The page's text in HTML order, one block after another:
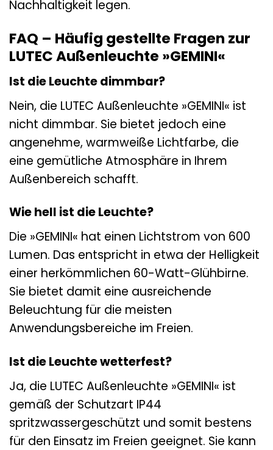
Nachhaltigkeit legen.
FAQ – Häufig gestellte Fragen zur
LUTEC Außenleuchte »GEMINI«
Ist die Leuchte dimmbar?
Nein, die LUTEC Außenleuchte »GEMINI« ist
nicht dimmbar. Sie bietet jedoch eine
angenehme, warmweiße Lichtfarbe, die
eine gemütliche Atmosphäre in Ihrem
Außenbereich schafft.
Wie hell ist die Leuchte?
Die »GEMINI« hat einen Lichtstrom von 600
Lumen. Das entspricht in etwa der Helligkeit
einer herkömmlichen 60-Watt-Glühbirne.
Sie bietet damit eine ausreichende
Beleuchtung für die meisten
Anwendungsbereiche im Freien.
Ist die Leuchte wetterfest?
Ja, die LUTEC Außenleuchte »GEMINI« ist
gemäß der Schutzart IP44
spritzwassergeschützt und somit bestens
für den Einsatz im Freien geeignet. Sie kann